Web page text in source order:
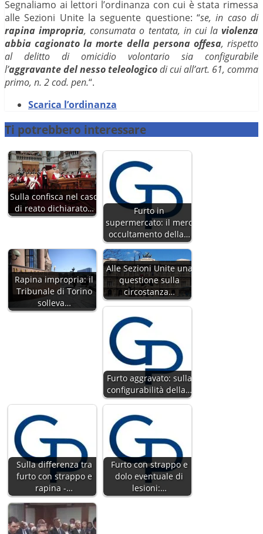
Segnaliamo ai lettori l’ordinanza con cui è stata rimessa
alle Sezioni Unite la seguente questione: “se, in caso di
rapina impropria, consumata o tentata, in cui la violenza
abbia cagionato la morte della persona offesa, rispetto
al delitto di omicidio volontario sia configurabile
l’aggravante del nesso teleologicodi cui all’art. 61, comma
primo, n. 2 cod. pen.“.
Scarica l’ordinanza
Ti potrebbero interessare
Sulla confisca nel caso
di reato dichiarato…
Furto in
supermercato: il mero
occultamento della…
Rapina impropria: il
Tribunale di Torino
solleva…
Alle Sezioni Unite una
questione sulla
circostanza…
Furto aggravato: sulla
configurabilità della…
Sulla differenza tra
furto con strappo e
rapina -…
Furto con strappo e
dolo eventuale di
lesioni:…